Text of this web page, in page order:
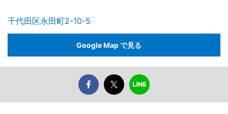
千代田区永田町2-10-5
Google Map で見る